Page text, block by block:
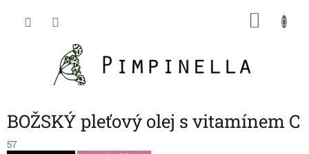
BOŽSKÝ pleťový olej s vitamínem C
57